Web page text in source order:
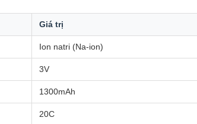
Giá trị
Ion natri (Na-ion)
3V
1300mAh
20C